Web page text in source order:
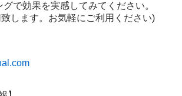
で効果を実感してみてください。
します。お気軽にご利用ください)